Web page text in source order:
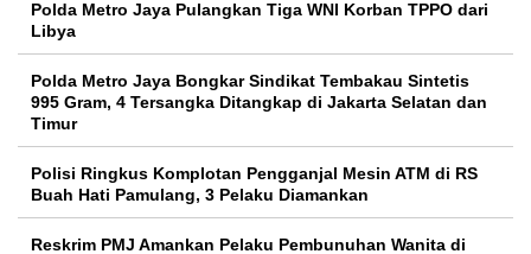
Polda Metro Jaya Pulangkan Tiga WNI Korban TPPO dari
Libya
Polda Metro Jaya Bongkar Sindikat Tembakau Sintetis
995 Gram, 4 Tersangka Ditangkap di Jakarta Selatan dan
Timur
Polisi Ringkus Komplotan Pengganjal Mesin ATM di RS
Buah Hati Pamulang, 3 Pelaku Diamankan
Reskrim PMJ Amankan Pelaku Pembunuhan Wanita di